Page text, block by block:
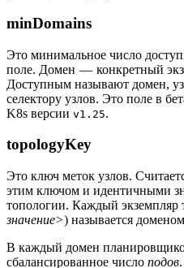
minDomains
Это минимальное число
поле. Домен — конкретный
Доступным называют домен,
селектору узлов. Это поле в
K8s версии v1.25.
topologyKey
Это ключ меток узлов.
этим ключом и идентичными
топологии. Каждый экземпляр
значение>) называется
В каждый домен
сбалансированное число подов